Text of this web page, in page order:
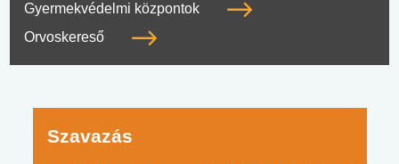
Gyermekvédelmi központok
Orvoskereső
Szavazás